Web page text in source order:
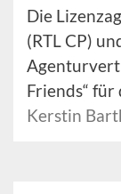
Die
(RTL CP)
Friends“ für
Kerstin